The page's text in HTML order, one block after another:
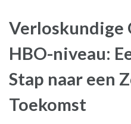
Verloskundige
HBO-niveau:
Stap naar een
Toekomst